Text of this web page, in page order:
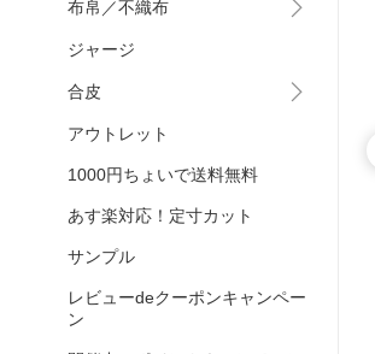
布帛／不織布
ジャージ
合皮
アウトレット
1000円ちょいで送料無料
あす楽対応！定寸カット
サンプル
レビューdeクーポンキャンペー
ン
【エントリー＆数量3以上でP10